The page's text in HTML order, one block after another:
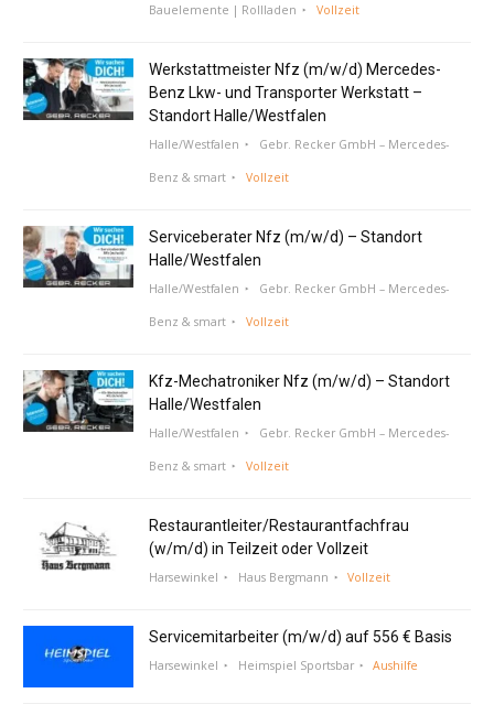
Bauelemente | Rollladen Vollzeit
Werkstattmeister Nfz (m/w/d) Mercedes-
Benz Lkw- und Transporter Werkstatt –
Standort Halle/Westfalen
Halle/Westfalen Gebr. Recker GmbH – Mercedes-
Benz & smart Vollzeit
Serviceberater Nfz (m/w/d) – Standort
Halle/Westfalen
Halle/Westfalen Gebr. Recker GmbH – Mercedes-
Benz & smart Vollzeit
Kfz-Mechatroniker Nfz (m/w/d) – Standort
Halle/Westfalen
Halle/Westfalen Gebr. Recker GmbH – Mercedes-
Benz & smart Vollzeit
Restaurantleiter/Restaurantfachfrau
(w/m/d) in Teilzeit oder Vollzeit
Harsewinkel Haus Bergmann Vollzeit
Servicemitarbeiter (m/w/d) auf 556 € Basis
Harsewinkel Heimspiel Sportsbar Aushilfe